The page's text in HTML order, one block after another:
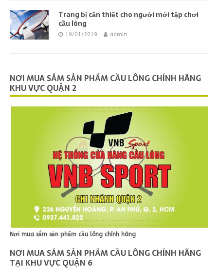
Trang bị cần thiết cho người mới tập chơi
cầu lông
19/01/2019 admin
NƠI MUA SẮM SẢN PHẨM CẦU LÔNG CHÍNH HÃNG
KHU VỰC QUẬN 2
Nơi mua sắm sản phẩm cầu lông chính hãng
NƠI MUA SẮM SẢN PHẨM CẦU LÔNG CHÍNH HÃNG
TẠI KHU VỰC QUẬN 6